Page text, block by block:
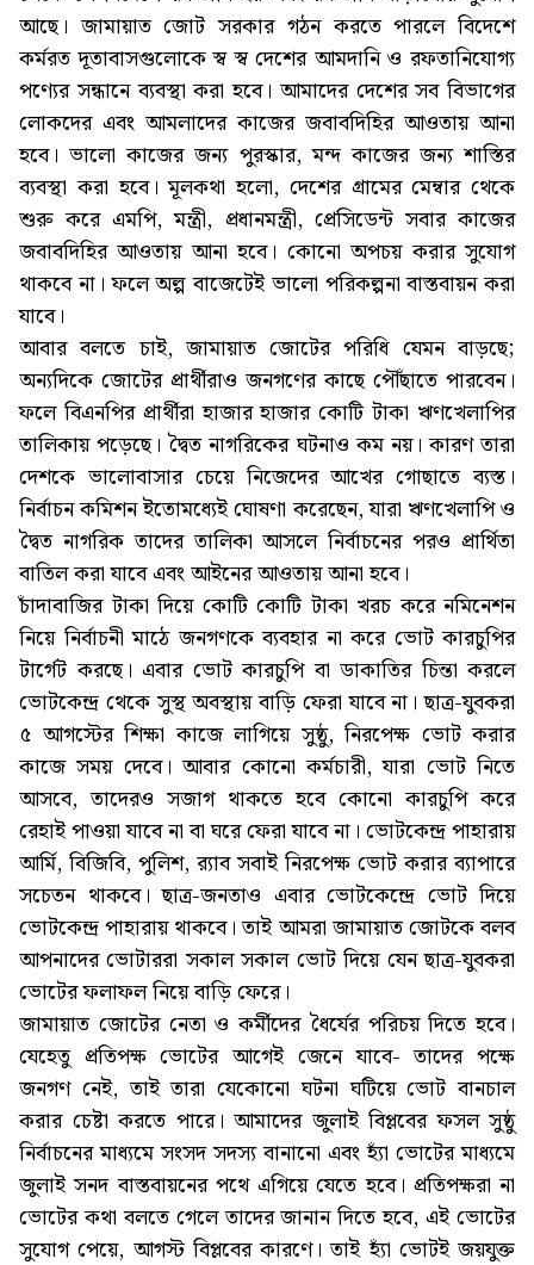
আছে। জামায়াত জোট সরকার গঠন করতে পারলে বিদেশে
কর্মরত দূতাবাসগুলোকে স্ব স্ব দেশের আমদানি ও রফতানিযোগ্য
পণ্যের সন্ধানে ব্যবস্থা করা হবে। আমাদের দেশের সব বিভাগের
লোকদের এবং আমলাদের কাজের জবাবদিহির আওতায় আনা
হবে। ভালো কাজের জন্য পুরস্কার, মন্দ কাজের জন্য শাস্তির
ব্যবস্থা করা হবে। মূলকথা হলো, দেশের গ্রামের মেম্বার থেকে
শুরু করে এমপি, মন্ত্রী, প্রধানমন্ত্রী, প্রেসিডেন্ট সবার কাজের
জবাবদিহির আওতায় আনা হবে। কোনো অপচয় করার সুযোগ
থাকবে না। ফলে অল্প বাজেটেই ভালো পরিকল্পনা বাস্তবায়ন করা
যাবে।
আবার বলতে চাই, জামায়াত জোটের পরিধি যেমন বাড়ছে;
অন্যদিকে জোটের প্রার্থীরাও জনগণের কাছে পৌঁছাতে পারবেন।
ফলে বিএনপির প্রার্থীরা হাজার হাজার কোটি টাকা ঋণখেলাপির
তালিকায় পড়েছে। দ্বৈত নাগরিকের ঘটনাও কম নয়। কারণ তারা
দেশকে ভালোবাসার চেয়ে নিজেদের আখের গোছাতে ব্যস্ত।
নির্বাচন কমিশন ইতোমধ্যেই ঘোষণা করেছেন, যারা ঋণখেলাপি ও
দ্বৈত নাগরিক তাদের তালিকা আসলে নির্বাচনের পরও প্রার্থিতা
বাতিল করা যাবে এবং আইনের আওতায় আনা হবে।
চাঁদাবাজির টাকা দিয়ে কোটি কোটি টাকা খরচ করে নমিনেশন
নিয়ে নির্বাচনী মাঠে জনগণকে ব্যবহার না করে ভোট কারচুপির
টার্গেট করছে। এবার ভোট কারচুপি বা ডাকাতির চিন্তা করলে
ভোটকেন্দ্র থেকে সুস্থ অবস্থায় বাড়ি ফেরা যাবে না। ছাত্র-যুবকরা
৫ আগস্টের শিক্ষা কাজে লাগিয়ে সুষ্ঠু, নিরপেক্ষ ভোট করার
কাজে সময় দেবে। আবার কোনো কর্মচারী, যারা ভোট নিতে
আসবে, তাদেরও সজাগ থাকতে হবে কোনো কারচুপি করে
রেহাই পাওয়া যাবে না বা ঘরে ফেরা যাবে না। ভোটকেন্দ্র পাহারায়
আর্মি, বিজিবি, পুলিশ, র‌্যাব সবাই নিরপেক্ষ ভোট করার ব্যাপারে
সচেতন থাকবে। ছাত্র-জনতাও এবার ভোটকেন্দ্রে ভোট দিয়ে
ভোটকেন্দ্র পাহারায় থাকবে। তাই আমরা জামায়াত জোটকে বলব
আপনাদের ভোটাররা সকাল সকাল ভোট দিয়ে যেন ছাত্র-যুবকরা
ভোটের ফলাফল নিয়ে বাড়ি ফেরে।
জামায়াত জোটের নেতা ও কর্মীদের ধৈর্যের পরিচয় দিতে হবে।
যেহেতু প্রতিপক্ষ ভোটের আগেই জেনে যাবে- তাদের পক্ষে
জনগণ নেই, তাই তারা যেকোনো ঘটনা ঘটিয়ে ভোট বানচাল
করার চেষ্টা করতে পারে। আমাদের জুলাই বিপ্লবের ফসল সুষ্ঠু
নির্বাচনের মাধ্যমে সংসদ সদস্য বানানো এবং হ্যাঁ ভোটের মাধ্যমে
জুলাই সনদ বাস্তবায়নের পথে এগিয়ে যেতে হবে। প্রতিপক্ষরা না
ভোটের কথা বলতে গেলে তাদের জানান দিতে হবে, এই ভোটের
সুযোগ পেয়ে, আগস্ট বিপ্লবের কারণে। তাই হ্যাঁ ভোটই জয়যুক্ত